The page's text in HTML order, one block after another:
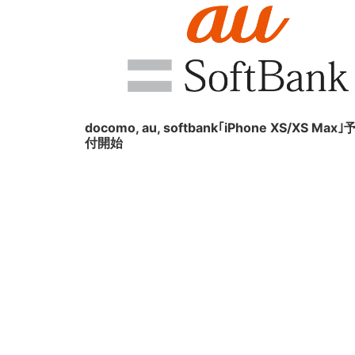
docomo, au, softbank｢iPhone XS/XS Max｣
付開始